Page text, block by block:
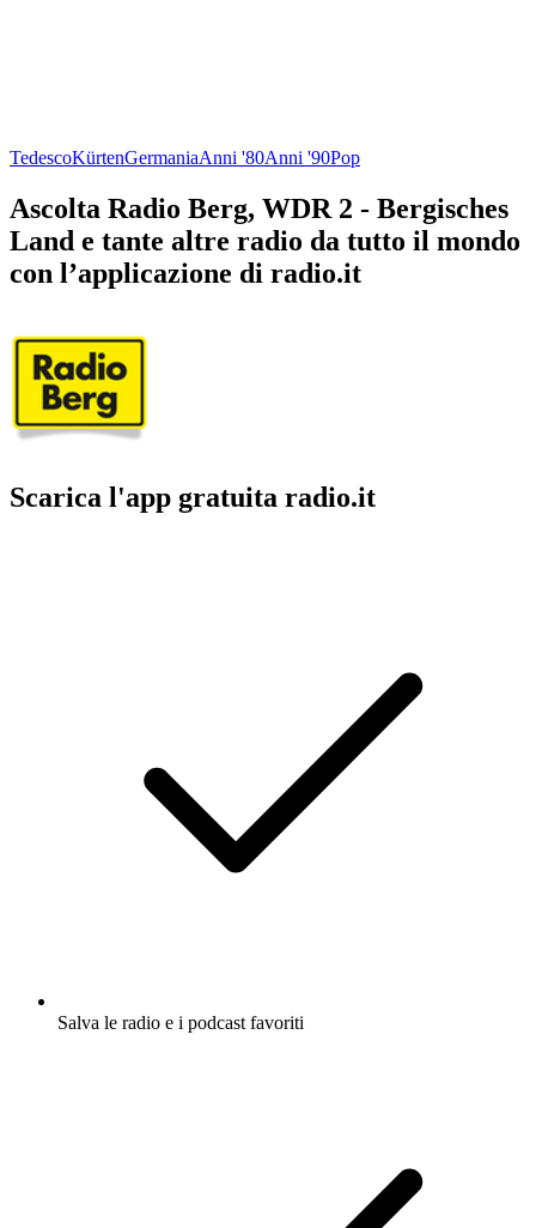
TedescoKürtenGermaniaAnni '80Anni '90Pop
Ascolta Radio Berg, WDR 2 - Bergisches
Land e tante altre radio da tutto il mondo
con l’applicazione di radio.it
Scarica l'app gratuita radio.it
Salva le radio e i podcast favoriti